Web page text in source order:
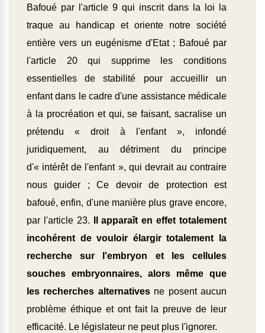
Bafoué par l'article 9 qui inscrit dans la loi la
traque au handicap et oriente notre société
entière vers un eugénisme d'Etat ; Bafoué par
l'article 20 qui supprime les conditions
essentielles de stabilité pour accueillir un
enfant dans le cadre d'une assistance médicale
à la procréation et qui, se faisant, sacralise un
prétendu « droit à l'enfant », infondé
juridiquement, au détriment du principe
d'« intérêt de l'enfant », qui devrait au contraire
nous guider ; Ce devoir de protection est
bafoué, enfin, d'une manière plus grave encore,
par l'article 23. Il apparaît en effet totalement
incohérent de vouloir élargir totalement la
recherche sur l'embryon et les cellules
souches embryonnaires, alors même que
les recherches alternatives ne posent aucun
problème éthique et ont fait la preuve de leur
efficacité. Le législateur ne peut plus l'ignorer.